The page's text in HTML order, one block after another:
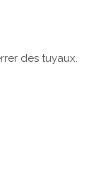
des tuyaux.